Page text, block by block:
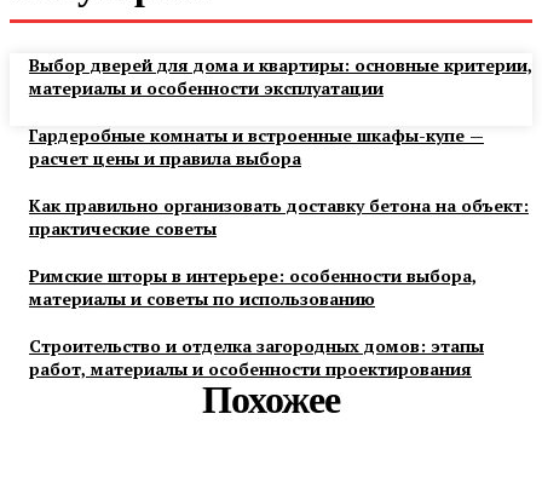
Выбор дверей для дома и квартиры: основные критерии,
материалы и особенности эксплуатации
Гардеробные комнаты и встроенные шкафы-купе —
расчет цены и правила выбора
Как правильно организовать доставку бетона на объект:
практические советы
Римские шторы в интерьере: особенности выбора,
материалы и советы по использованию
Строительство и отделка загородных домов: этапы
работ, материалы и особенности проектирования
Похожее